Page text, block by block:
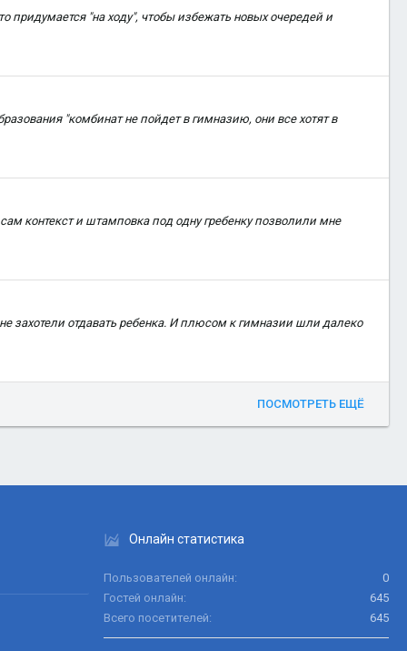
придумается "на ходу", чтобы избежать новых очередей и
"комбинат не пойдет в гимназию, они все хотят в
контекст и штамповка под одну гребенку позволили мне
отдавать ребенка. И плюсом к гимназии шли далеко
ПОСМОТРЕТЬ ЕЩЁ
Онлайн статистика
Пользователей онлайн
0
Гостей онлайн
645
Всего посетителей
645